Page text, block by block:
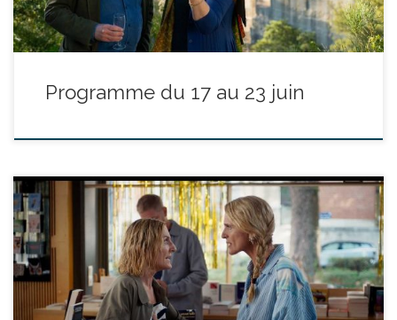
Programme du 17 au 23 juin
réalisé par Diane Clavier - avec Camille Chamoux, Alban Lenoir,
Olivia Côte - durée : 1h30’ Anna est atteinte d’une phobie rare : la
phobie des enfants ! Ça n’est pas qu’elle n’aime pas les enfants...
c’est juste qu’elle en a peur. Quand elle retombe amoureuse de